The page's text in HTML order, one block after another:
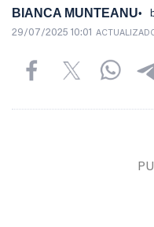
BIANCA MUNTEANU
29/07/2025 10:01